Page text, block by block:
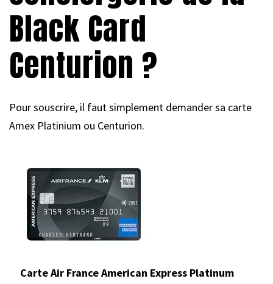
Black Card
Centurion ?
Pour souscrire, il faut simplement demander sa carte
Amex Platinium ou Centurion.
Carte Air France American Express Platinum